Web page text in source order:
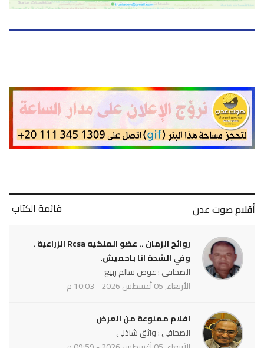
أقلام صوت عدن قائمة الكتاب
روائح الزمان .. عضو الملكيه Rcsa الزراعية .
وفي الشدة انا باحميش.
الصحافي : عوض سالم ربيع
الأربعاء, 05 أغسطس 2026 - 10:03 م
افلام ممنوعة من العرض
الصحافي : واثق شاذلي